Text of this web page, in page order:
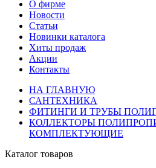
О фирме
Новости
Статьи
Новинки каталога
Хиты продаж
Акции
Контакты
НА ГЛАВНУЮ
САНТЕХНИКА
ФИТИНГИ И ТРУБЫ
КОЛЛЕКТОРЫ
КОМПЛЕКТУЮЩИЕ
Каталог товаров